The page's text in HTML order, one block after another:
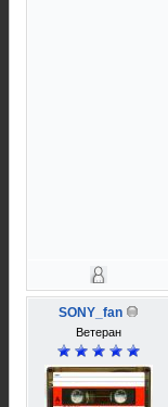
SONY_fan
Ветеран